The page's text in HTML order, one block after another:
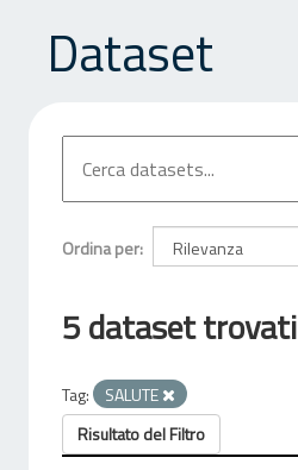
Dataset
Ordina per
5 dataset trovati
Tag:
SALUTE
Risultato del Filtro